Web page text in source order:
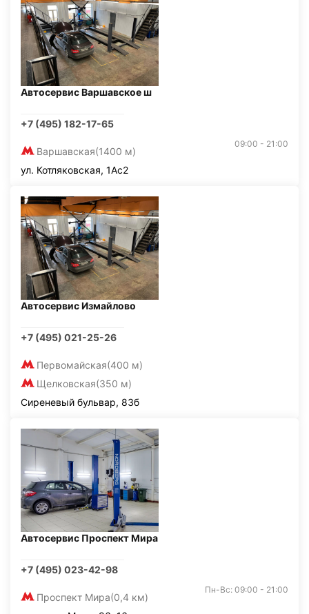
Автосервис Варшавское ш
+7 (495) 182-17-65
Варшавская(1400 м)
09:00 - 21:00
ул. Котляковская, 1Ас2
Автосервис Измайлово
+7 (495) 021-25-26
Первомайская(400 м)
Щелковская(350 м)
Сиреневый бульвар, 83б
Автосервис Проспект Мира
+7 (495) 023-42-98
Проспект Мира(0,4 км)
Пн-Вс: 09:00 - 21:00